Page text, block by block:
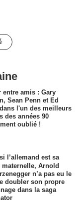
entre amis : Gary
Sean Penn et Ed
l'un des meilleurs
des années 90
oublié !
l’allemand est sa
maternelle, Arnold
n’a pas eu le
doubler son propre
dans la saga